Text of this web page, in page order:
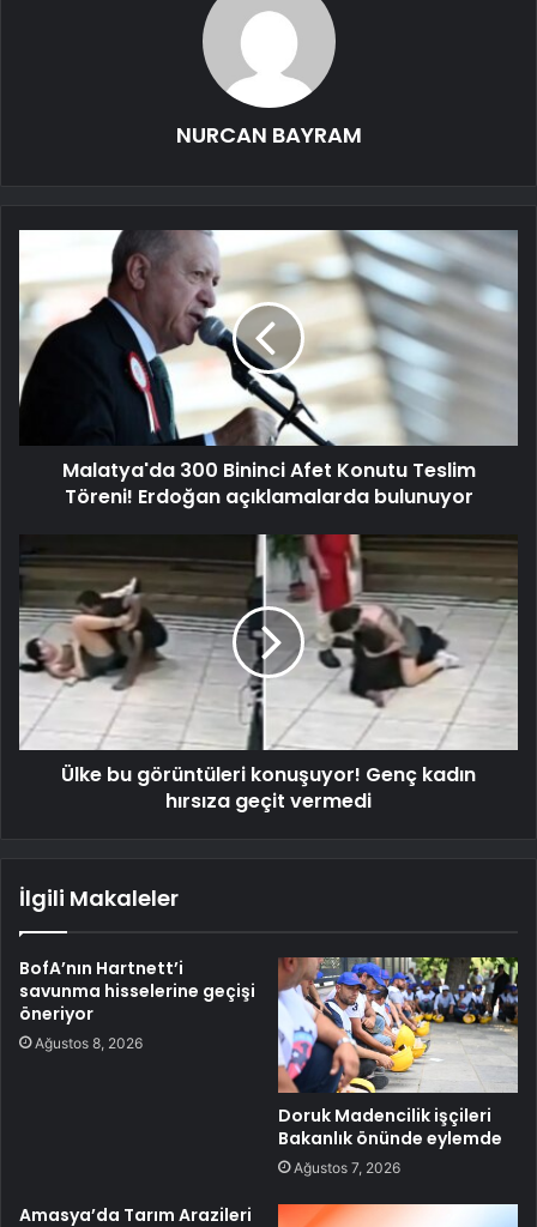
NURCAN BAYRAM
Malatya'da 300 Bininci Afet Konutu Teslim
Töreni! Erdoğan açıklamalarda bulunuyor
Ülke bu görüntüleri konuşuyor! Genç kadın
hırsıza geçit vermedi
İlgili Makaleler
BofA’nın Hartnett’i
savunma hisselerine geçişi
öneriyor
Ağustos 8, 2026
Doruk Madencilik işçileri
Bakanlık önünde eylemde
Ağustos 7, 2026
Amasya’da Tarım Arazileri